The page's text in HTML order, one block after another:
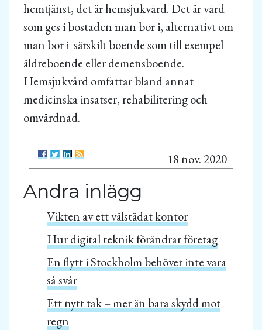
hemtjänst, det är hemsjukvård. Det är vård
som ges i bostaden man bor i, alternativt om
man bor i särskilt boende som till exempel
äldreboende eller demensboende.
Hemsjukvård omfattar bland annat
medicinska insatser, rehabilitering och
omvårdnad.
18 nov. 2020
Andra inlägg
Vikten av ett välstädat kontor
Hur digital teknik förändrar företag
En flytt i Stockholm behöver inte vara
så svår
Ett nytt tak – mer än bara skydd mot
regn